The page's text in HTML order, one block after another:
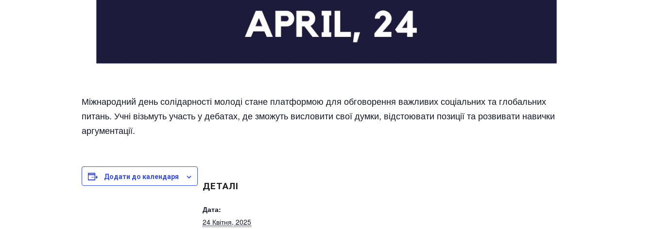
Міжнародний день солідарності молоді стане платформою для обговорення важливих соціальних та глобальних
питань. Учні візьмуть участь у дебатах, де зможуть висловити свої думки, відстоювати позиції та розвивати навички
аргументації.
Додати до календаря
ДЕТАЛІ
Дата:
24 Квітня, 2025